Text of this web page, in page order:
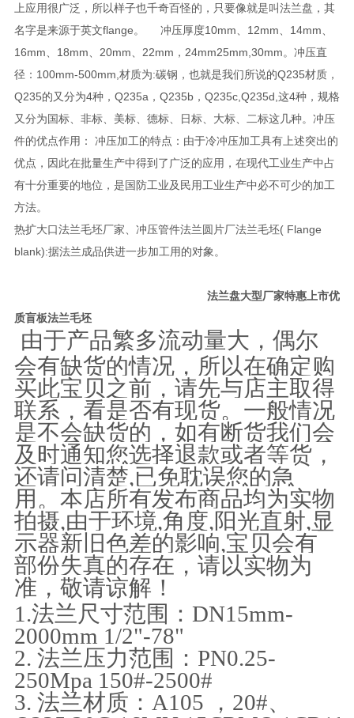
上应用很广泛，所以样子也千奇百怪的，只要像就是叫法兰盘，其
名字是来源于英文flange。 冲压厚度10mm、12mm、14mm、
16mm、18mm、20mm、22mm，24mm25mm,30mm。冲压直
径：100mm-500mm,材质为:碳钢，也就是我们所说的Q235材质，
Q235的又分为4种，Q235a，Q235b，Q235c,Q235d,这4种，规格
又分为国标、非标、美标、德标、日标、大标、二标这几种。冲压
件的优点作用： 冲压加工的特点：由于冷冲压加工具有上述突出的
优点，因此在批量生产中得到了广泛的应用，在现代工业生产中占
有十分重要的地位，是国防工业及民用工业生产中必不可少的加工
方法。
热扩大口法兰毛坯厂家、冲压管件法兰圆片厂法兰毛坯( Flange
blank):据法兰成品供进一步加工用的对象。
法兰盘大型厂家特惠上市优
质盲板法兰毛坯
由于产品繁多流动量大，偶尔
会有缺货的情况，所以在确定购
买此宝贝之前，请先与店主取得
联系，看是否有现货。一般情况
是不会缺货的，如有断货我们会
及时通知您选择退款或者等货，
还请问清楚,已免耽误您的急
用。本店所有发布商品均为实物
拍摄,由于环境,角度,阳光直射,显
示器新旧色差的影响,宝贝会有
部份失真的存在，请以实物为
准，敬请谅解！
1.法兰尺寸范围：DN15mm-
2000mm 1/2"-78"
2. 法兰压力范围：PN0.25-
250Mpa 150#-2500#
3. 法兰材质：A105 ，20#、